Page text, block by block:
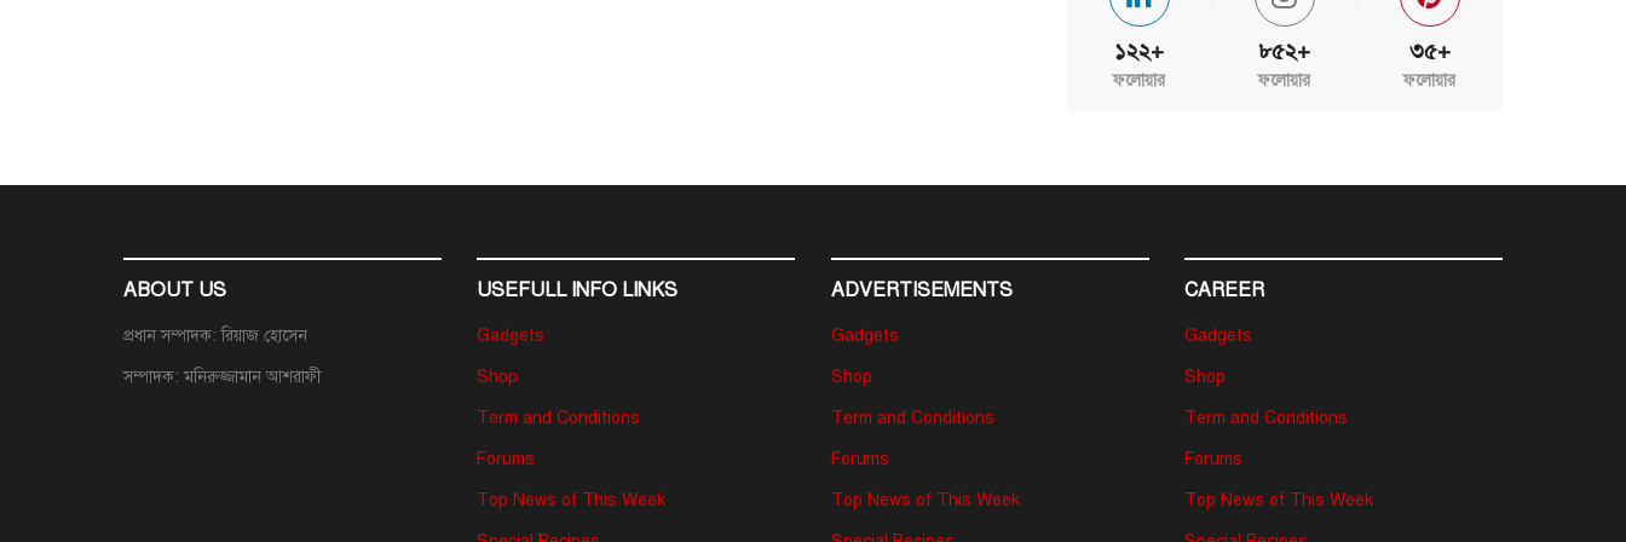
১২২+
ফলোয়ার
৮৫২+
ফলোয়ার
৩৫+
ফলোয়ার
ABOUT US
প্রধান সম্পাদক: রিয়াজ হোসেন
সম্পাদক: মনিরুজ্জামান আশরাফী
USEFULL INFO LINKS
Gadgets
Shop
Term and Conditions
Forums
Top News of This Week
ADVERTISEMENTS
Gadgets
Shop
Term and Conditions
Forums
Top News of This Week
CAREER
Gadgets
Shop
Term and Conditions
Forums
Top News of This Week